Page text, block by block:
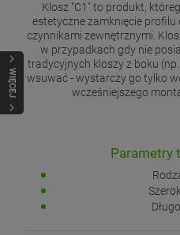
WIĘCEJ
Klosz "C1" to produkt,
estetyczne zamknięcie profilu
czynnikami zewnętrznymi.
w przypadkach gdy nie
tradycyjnych kloszy z boku
wsuwać - wystarczy go tylko
wcześniejszego
Parametry